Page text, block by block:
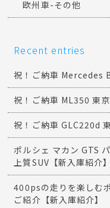
欧州車-その他
Recent entries
祝！ご納車 Mercedes
祝！ご納車 ML350 東
祝！ご納車 GLC220d
ポルシェ マカン GTS
上質SUV【新入庫紹介】
400psの走りを楽しむ
ご紹介【新入庫紹介】